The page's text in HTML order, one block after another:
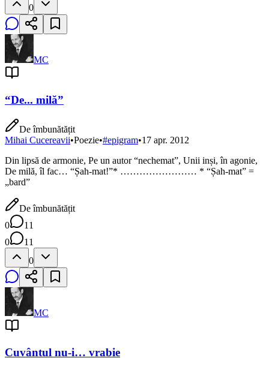
0
MC
“De... milă”
De îmbunătățit
Mihai Cucereavii•Poezie•#epigram•17 apr. 2012
Din lipsă de armonie, Pe un autor “nechemat”, Unii inși, în agonie,
De milă, îl fac… “Șah-mat!”* …………………… * “Șah-mat” =
„bard”
De îmbunătățit
0
11
0
11
0
MC
Cuvântul nu-i… vrabie